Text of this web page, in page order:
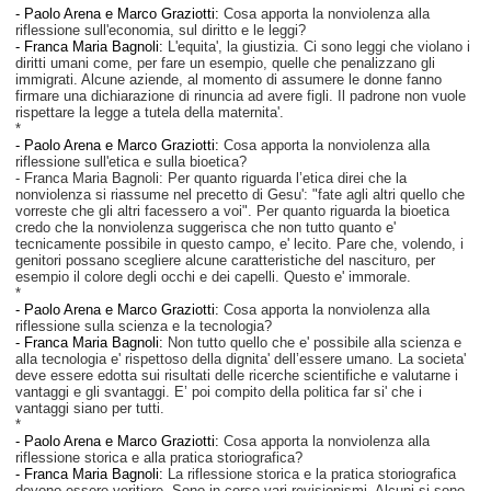
- Paolo Arena e Marco Graziotti: Cosa apporta la nonviolenza alla
riflessione sull'economia, sul diritto e le leggi?
- Franca Maria Bagnoli: L'equita', la giustizia. Ci sono leggi che violano i
diritti umani come, per fare un esempio, quelle che penalizzano gli
immigrati. Alcune aziende, al momento di assumere le donne fanno
firmare una dichiarazione di rinuncia ad avere figli. Il padrone non vuole
rispettare la legge a tutela della maternita'.
*
- Paolo Arena e Marco Graziotti: Cosa apporta la nonviolenza alla
riflessione sull'etica e sulla bioetica?
- Franca Maria Bagnoli: Per quanto riguarda l’etica direi che la
nonviolenza si riassume nel precetto di Gesu': "fate agli altri quello che
vorreste che gli altri facessero a voi". Per quanto riguarda la bioetica
credo che la nonviolenza suggerisca che non tutto quanto e'
tecnicamente possibile in questo campo, e' lecito. Pare che, volendo, i
genitori possano scegliere alcune caratteristiche del nascituro, per
esempio il colore degli occhi e dei capelli. Questo e' immorale.
*
- Paolo Arena e Marco Graziotti: Cosa apporta la nonviolenza alla
riflessione sulla scienza e la tecnologia?
- Franca Maria Bagnoli: Non tutto quello che e' possibile alla scienza e
alla tecnologia e' rispettoso della dignita' dell’essere umano. La societa'
deve essere edotta sui risultati delle ricerche scientifiche e valutarne i
vantaggi e gli svantaggi. E’ poi compito della politica far si' che i
vantaggi siano per tutti.
*
- Paolo Arena e Marco Graziotti: Cosa apporta la nonviolenza alla
riflessione storica e alla pratica storiografica?
- Franca Maria Bagnoli: La riflessione storica e la pratica storiografica